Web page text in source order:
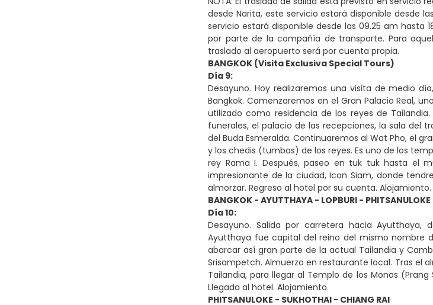
desde Narita, este servicio estará disponible desde
servicio estará disponible desde las 09.25 am hasta
por parte de la compañía de transporte. Para
traslado al aeropuerto será por cuenta propia.
BANGKOK (Visita Exclusiva Special Tours)
Día 9:
Desayuno. Hoy realizaremos una visita de medio
Bangkok. Comenzaremos en el Gran Palacio Real,
utilizado como residencia de los reyes de
funerales, el palacio de las recepciones, la sala del
del Buda Esmeralda. Continuaremos al Wat Pho, el
y los chedis (tumbas) de los reyes. Es uno de los
rey Rama I. Después, paseo en tuk tuk hasta el
impresionante de la ciudad, Icon Siam, donde
almorzar. Regreso al hotel por su cuenta. Alojamiento.
BANGKOK - AYUTTHAYA - LOPBURI - PHITSANULOKE
Día 10:
Desayuno. Salida por carretera hacia Ayutthaya,
Ayutthaya fue capital del reino del mismo nombre
abarcar así gran parte de la actual Tailandia y
Srisampetch. Almuerzo en restaurante local. Tras el
Tailandia, para llegar al Templo de los Monos
Llegada al hotel. Alojamiento.
PHITSANULOKE - SUKHOTHAI - CHIANG RAI